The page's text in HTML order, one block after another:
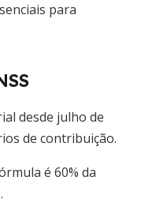
para
desde julho de
de contribuição.
é 60% da